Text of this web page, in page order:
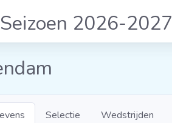
Seizoen 2026-2027
Selectie Wedstrijden